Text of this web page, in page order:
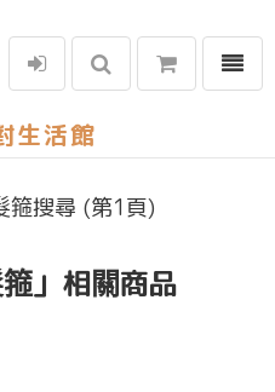
選單
箍搜尋 (第1頁)
」相關商品